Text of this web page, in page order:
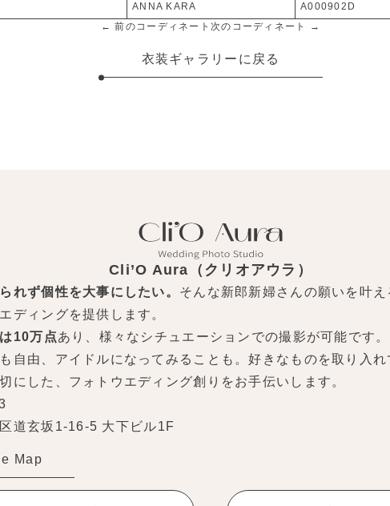
ANNA KARA
A000902D
← 前のコーディネート 次のコーディネート →
衣装ギャラリーに戻る
Cli’O Aura（クリオアウラ）
れず個性を大事にしたい。 そんな新郎新婦さんの願いを叶
ディングを提供します。
10万点あり、様々なシチュエーションでの撮影が可能です
自由、アイドルになってみることも。好きなものを取り入
にした、フォトウエディング創りをお手伝いします。
道玄坂1-16-5 大下ビル1F
Map